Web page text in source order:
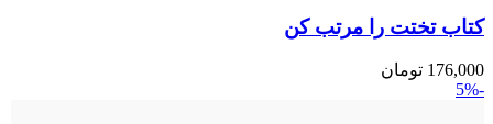
کتاب تختت را مرتب کن
176,000 تومان
-5%